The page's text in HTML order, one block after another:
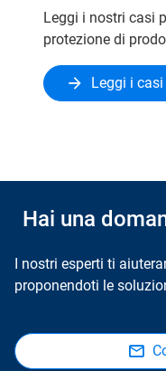
Leggi i nostri casi
protezione di
Leggi i
Hai una
I nostri esperti ti
proponendoti le